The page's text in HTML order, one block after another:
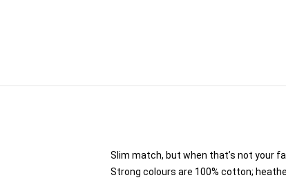
Slim match, but when that’s not your
Strong colours are 100% cotton;